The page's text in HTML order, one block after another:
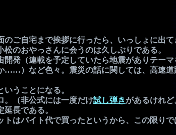
ご自宅まで挨拶に行ったら、いっしょに出
のおやっさんに会うのは久しぶりである。
発（連載を予定していたら地震がありテー
）など色々。震災の話に関しては、高速
うことになる。
。（非公式には一度だけ試し弾きがあるけれど
長である。
はバイト代で買ったというから、この限り